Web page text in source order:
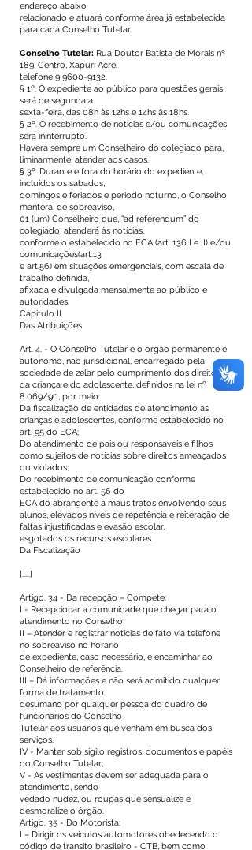
endereço abaixo
relacionado e atuará conforme área já estabelecida
para cada Conselho Tutelar.
Conselho Tutelar: Rua Doutor Batista de Morais nº
189, Centro, Xapuri Acre.
telefone 9 9600-9132.
§ 1º. O expediente ao público para questões gerais
será de segunda a
sexta-feira, das 08h às 12hs e 14hs às 18hs.
§ 2º. O recebimento de notícias e/ou comunicações
será ininterrupto.
Haverá sempre um Conselheiro do colegiado para,
liminarmente, atender aos casos.
§ 3º. Durante e fora do horário do expediente,
incluídos os sábados,
domingos e feriados e período noturno, o Conselho
manterá, de sobreaviso,
01 (um) Conselheiro que, “ad referendum” do
colegiado, atenderá às notícias,
conforme o estabelecido no ECA (art. 136 I e II) e/ou
comunicações(art.13
e art.56) em situações emergenciais, com escala de
trabalho definida,
afixada e divulgada mensalmente ao público e
autoridades.
Capitulo II
Das Atribuições
Art. 4. - O Conselho Tutelar é o órgão permanente e
autônomo, não jurisdicional, encarregado pela
sociedade de zelar pelo cumprimento dos direitos
da criança e do adolescente, definidos na lei nº
8.069/90, por meio:
Da fiscalização de entidades de atendimento às
crianças e adolescentes, conforme estabelecido no
art. 95 do ECA;
Do atendimento de pais ou responsáveis e filhos
como sujeitos de notícias sobre direitos ameaçados
ou violados;
Do recebimento de comunicação conforme
estabelecido no art. 56 do
ECA do abrangente a maus tratos envolvendo seus
alunos, elevados níveis de repetência e reiteração de
faltas injustificadas e evasão escolar,
esgotados os recursos escolares.
Da Fiscalização
[.....]
Artigo. 34 - Da recepção – Compete:
I - Recepcionar a comunidade que chegar para o
atendimento no Conselho,
II – Atender e registrar notícias de fato via telefone
no sobreaviso no horário
de expediente, caso necessário, e encaminhar ao
Conselheiro de referência.
III – Dá informações e não será admitido qualquer
forma de tratamento
desumano por qualquer pessoa do quadro de
funcionários do Conselho
Tutelar aos usuários que venham em busca dos
serviços.
IV - Manter sob sigilo registros, documentos e papéis
do Conselho Tutelar;
V - As vestimentas devem ser adequada para o
atendimento, sendo
vedado nudez, ou roupas que sensualize e
desmoralize o órgão.
Artigo. 35 - Do Motorista:
I – Dirigir os veículos automotores obedecendo o
código de transito brasileiro - CTB, bem como